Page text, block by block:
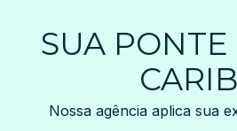
SUA PONTE
Nossa agência aplica sua